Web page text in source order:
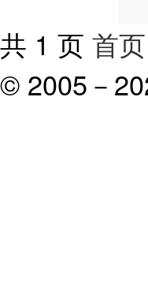
共 1 页 首页
© 2005－